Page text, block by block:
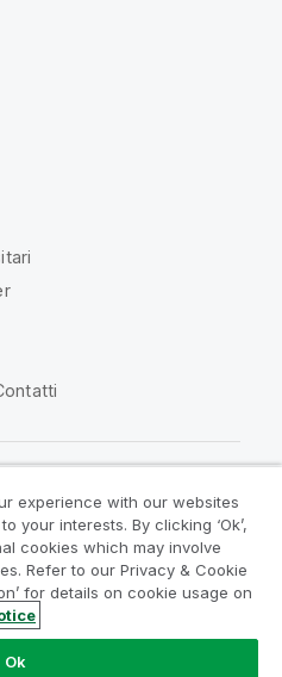
Do Not Share My Info
International AB. Tutti i
experience with our websites
your interests. By clicking ‘Ok’,
cookies which may involve
Refer to our Privacy & Cookie
for details on cookie usage on
Ok